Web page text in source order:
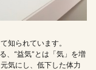
知られています。
、“益気”とは「気」を増
気にし、低下した体力